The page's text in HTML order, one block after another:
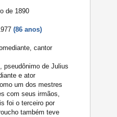
de 1890
(86 anos)
cantor
pseudônimo de Julius
e ator
um dos mestres
com seus irmãos,
foi o terceiro por
também teve